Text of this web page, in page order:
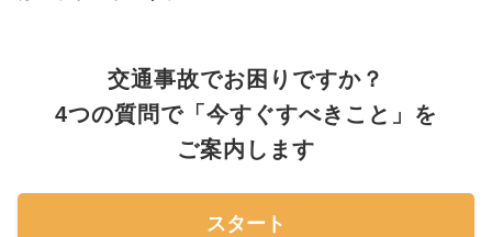
交通事故でお困りですか？
4つの質問で「今すぐすべきこと」を
ご案内します
スタート